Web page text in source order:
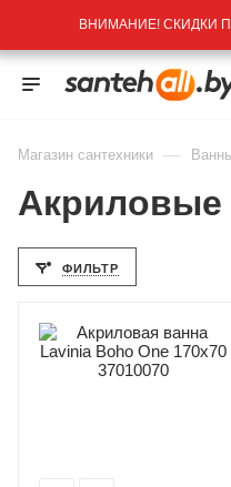
ВНИМАНИЕ! СКИДКИ
Магазин сантехники —
Акриловые
ФИЛЬТР